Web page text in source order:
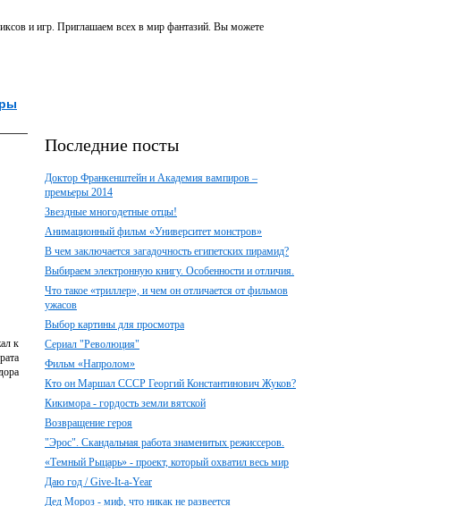
и игр. Приглашаем всех в мир фантазий. Вы можете
к
Последние посты
Доктор Франкенштейн и Академия вампиров –
премьеры 2014
Звездные многодетные отцы!
Анимационный фильм «Университет монстров»
В чем заключается загадочность египетских пирамид?
Выбираем электронную книгу. Особенности и отличия.
Что такое «триллер», и чем он отличается от фильмов
ужасов
Выбор картины для просмотра
Сериал "Революция"
Фильм «Напролом»
Кто он Маршал СССР Георгий Константинович Жуков?
Кикимора - гордость земли вятской
Возвращение героя
"Эрос". Скандальная работа знаменитых режиссеров.
«Темный Рыцарь» - проект, который охватил весь мир
Даю год / Give-It-a-Year
Дед Мороз - миф, что никак не развеется